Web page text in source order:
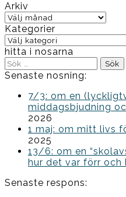
Arkiv
Arkiv
Kategorier
Kategorier
hitta i nosarna
Sök
efter:
Senaste nosning:
7/3: om en
middagsbjudning
2026
1 maj: om mitt livs
2025
13/6: om en
hur det var förr och
Senaste respons: